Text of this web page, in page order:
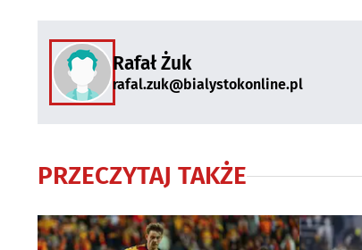
Rafał Żuk
rafal.zuk@bialystokonline.pl
PRZECZYTAJ TAKŻE